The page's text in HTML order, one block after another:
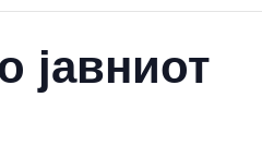
јавниот